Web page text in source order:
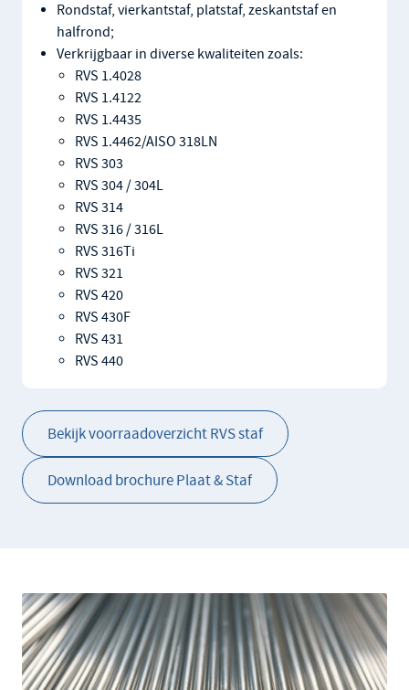
Rondstaf, vierkantstaf, platstaf, zeskantstaf en
halfrond;
Verkrijgbaar in diverse kwaliteiten zoals:
RVS 1.4028
RVS 1.4122
RVS 1.4435
RVS 1.4462/AISO 318LN
RVS 303
RVS 304 / 304L
RVS 314
RVS 316 / 316L
RVS 316Ti
RVS 321
RVS 420
RVS 430F
RVS 431
RVS 440
Bekijk voorraadoverzicht RVS staf
Download brochure Plaat & Staf